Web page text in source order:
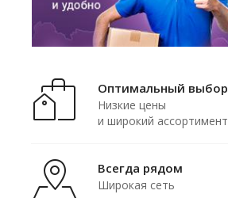
Оптимальный выбор
Низкие цены
и широкий ассортимент
Всегда рядом
Широкая сеть